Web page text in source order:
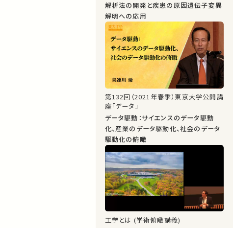
解析法の開発と疾患の原因遺伝子変異
解明への応用
第132回（2021年春季）東京大学公開講
座「データ」
データ駆動：サイエンスのデータ駆動
化、産業のデータ駆動化、社会のデータ
駆動化の俯瞰
工学とは (学術俯瞰講義)